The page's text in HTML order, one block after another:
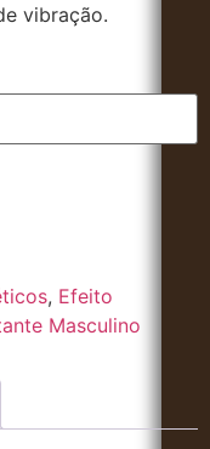
vibração.
, Efeito
Masculino